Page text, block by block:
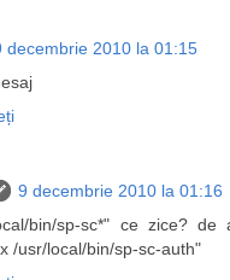
decembrie 2010 la 01:15
9 decembrie 2010 la 01:16
bin/sp-sc*" ce zice? de
/usr/local/bin/sp-sc-auth"